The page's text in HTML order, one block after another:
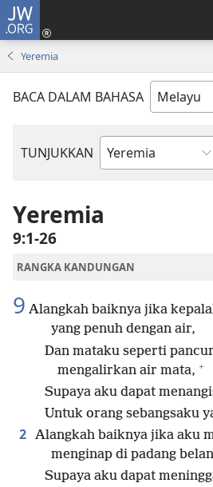
JW.ORG
Yeremia
BACA DALAM BAHASA
TUNJUKKAN
Buku
Yeremia
9:1-26
RANGKA KANDUNGAN
9 Alangkah baiknya jika
yang penuh dengan air,
Dan mataku seperti
mengalirkan air mata, +
Supaya aku dapat
Untuk orang sebangsaku
2 Alangkah baiknya jika aku
menginap di padang
Supaya aku dapat